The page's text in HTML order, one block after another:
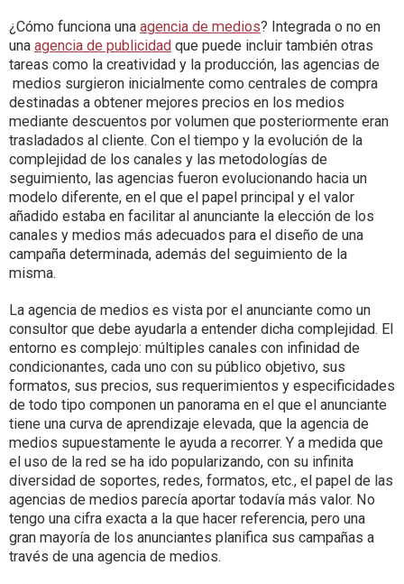
¿Cómo funciona una agencia de medios? Integrada o no en
una agencia de publicidad que puede incluir también otras
tareas como la creatividad y la producción, las agencias de
medios surgieron inicialmente como centrales de compra
destinadas a obtener mejores precios en los medios
mediante descuentos por volumen que posteriormente eran
trasladados al cliente. Con el tiempo y la evolución de la
complejidad de los canales y las metodologías de
seguimiento, las agencias fueron evolucionando hacia un
modelo diferente, en el que el papel principal y el valor
añadido estaba en facilitar al anunciante la elección de los
canales y medios más adecuados para el diseño de una
campaña determinada, además del seguimiento de la
misma.
La agencia de medios es vista por el anunciante como un
consultor que debe ayudarla a entender dicha complejidad. El
entorno es complejo: múltiples canales con infinidad de
condicionantes, cada uno con su público objetivo, sus
formatos, sus precios, sus requerimientos y especificidades
de todo tipo componen un panorama en el que el anunciante
tiene una curva de aprendizaje elevada, que la agencia de
medios supuestamente le ayuda a recorrer. Y a medida que
el uso de la red se ha ido popularizando, con su infinita
diversidad de soportes, redes, formatos, etc., el papel de las
agencias de medios parecía aportar todavía más valor. No
tengo una cifra exacta a la que hacer referencia, pero una
gran mayoría de los anunciantes planifica sus campañas a
través de una agencia de medios.